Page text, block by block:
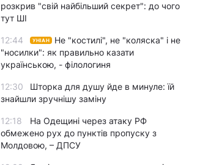
розкрив "свій найбільший секрет": до чого
тут ШІ
12:44 УНІАН
Не "костилі", не "коляска" і не
"носилки": як правильно казати
українською, - філологиня
12:30
Шторка для душу йде в минуле: їй
знайшли зручнішу заміну
12:18
На Одещині через атаку РФ
обмежено рух до пунктів пропуску з
Молдовою, – ДПСУ